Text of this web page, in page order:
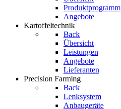
Produktprogramm
Angebote
Kartoffeltechnik
Back
Übersicht
Leistungen
Angebote
Lieferanten
Precision Farming
Back
Lenksystem
Anbaugeräte